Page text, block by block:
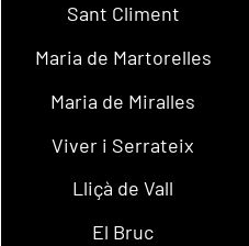
Sant Climent
Maria de Martorelles
Maria de Miralles
Viver i Serrateix
Lliçà de Vall
El Bruc